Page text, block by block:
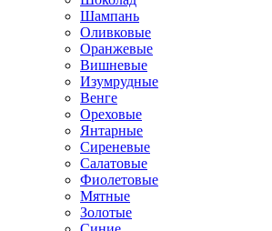
Шампань
Оливковые
Оранжевые
Вишневые
Изумрудные
Венге
Ореховые
Янтарные
Сиреневые
Салатовые
Фиолетовые
Мятные
Золотые